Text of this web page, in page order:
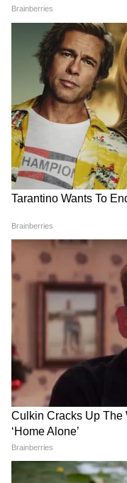
बारामती में फिर विमान हादसा!
अजित पवार क्रैश के 7 महीने
ऐसा क्या हुआ? मचा हड़कंप
LATEST VIDEOS
IIT Delhi में PM
गए Owaisi, 'सिर
Snatcher, हर लड़की में
हिम्मत!